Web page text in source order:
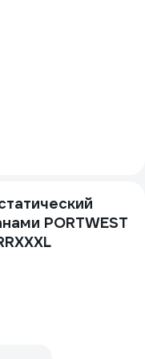
PORTWEST